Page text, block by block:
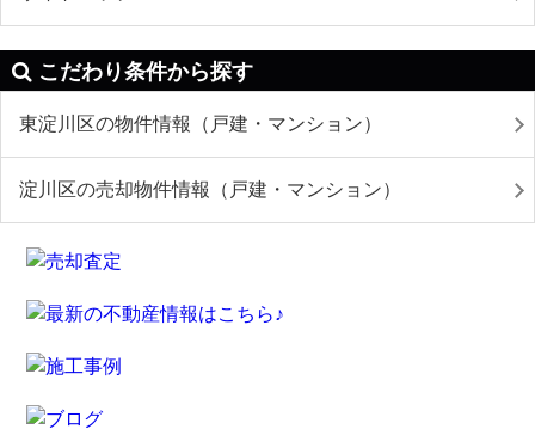
こだわり条件から探す
東淀川区の物件情報（戸建・マンション）
淀川区の売却物件情報（戸建・マンション）